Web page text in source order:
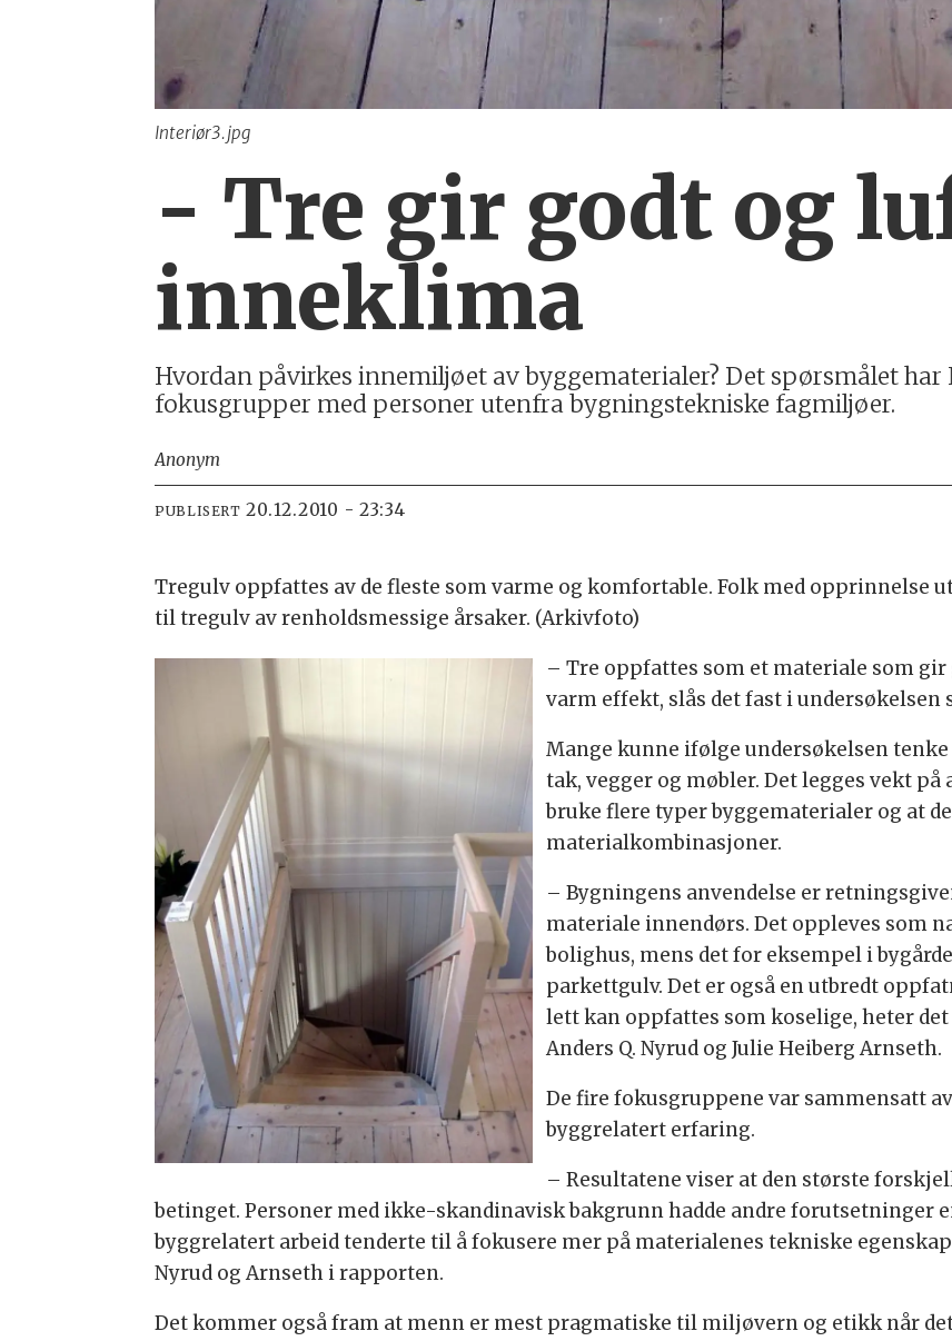
Interiør3.jpg
- Tre gir godt og
inneklima
Hvordan påvirkes innemiljøet av byggematerialer? Det spørsmålet
fokusgrupper med personer utenfra bygningstekniske fagmiljøer.
Anonym
PUBLISERT 20.12.2010 - 23:34
Tregulv oppfattes av de fleste som varme og komfortable. Folk med opprinnelse
til tregulv av renholdsmessige årsaker. (Arkivfoto)
– Tre oppfattes som et materiale som
varm effekt, slås det fast i
Mange kunne ifølge undersøkelsen
tak, vegger og møbler. Det legges vekt
bruke flere typer byggematerialer og at
materialkombinasjoner.
– Bygningens anvendelse er
materiale innendørs. Det oppleves som
bolighus, mens det for eksempel i
parkettgulv. Det er også en utbredt
lett kan oppfattes som koselige, heter
Anders Q. Nyrud og Julie Heiberg Arnseth.
De fire fokusgruppene var sammensatt
byggrelatert erfaring.
– Resultatene viser at den største
betinget. Personer med ikke-skandinavisk bakgrunn hadde andre forutsetninger
byggrelatert arbeid tenderte til å fokusere mer på materialenes tekniske
Nyrud og Arnseth i rapporten.
Det kommer også fram at menn er mest pragmatiske til miljøvern og etikk når